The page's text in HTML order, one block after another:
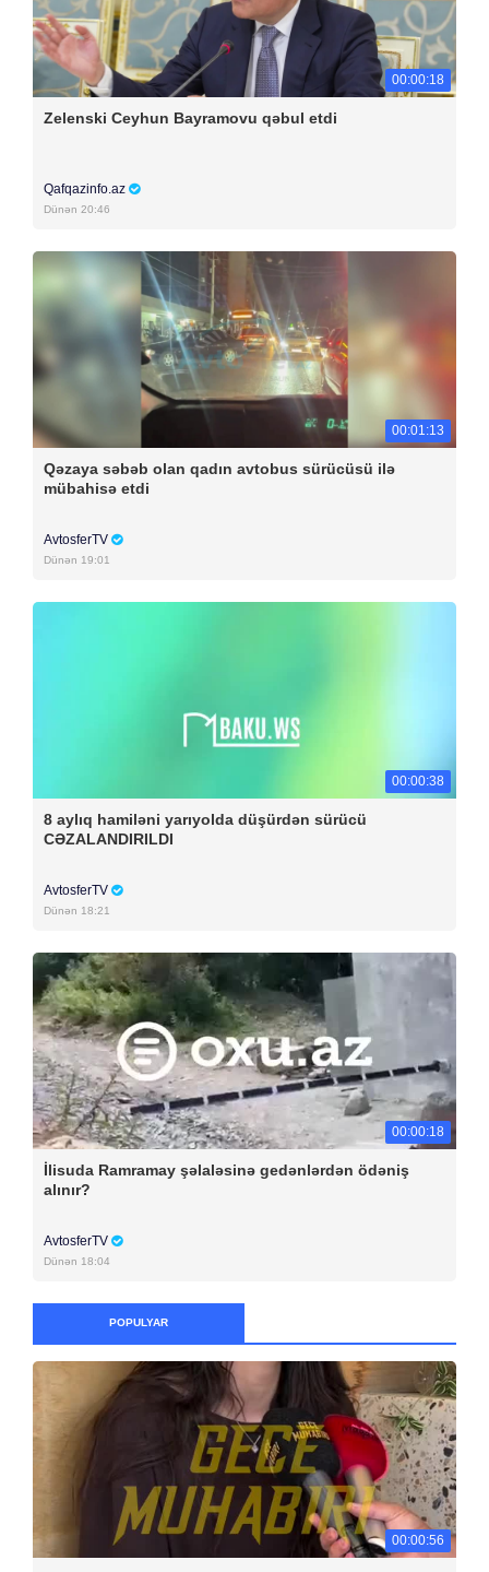
00:00:18
Zelenski Ceyhun Bayramovu qəbul etdi
Qafqazinfo.az
Dünən 20:46
00:01:13
Qəzaya səbəb olan qadın avtobus sürücüsü ilə
mübahisə etdi
AvtosferTV
Dünən 19:01
00:00:38
8 aylıq hamiləni yarıyolda düşürdən sürücü
CƏZALANDIRILDI
AvtosferTV
Dünən 18:21
00:00:18
İlisuda Ramramay şəlaləsinə gedənlərdən ödəniş
alınır?
AvtosferTV
Dünən 18:04
POPULYAR
00:00:56